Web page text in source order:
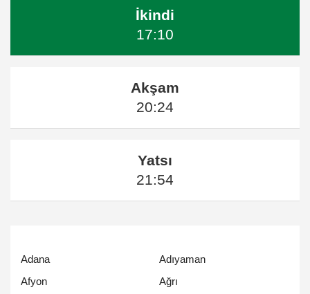
İkindi
17:10
Akşam
20:24
Yatsı
21:54
Adana
Adıyaman
Afyon
Ağrı